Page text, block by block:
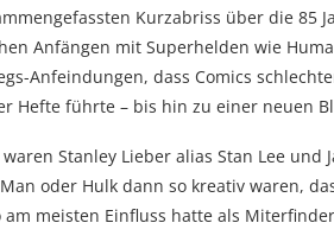
Kurzabriss über die 85
Anfängen mit Superhelden wie
Anfeindungen, dass Comics
Hefte führte – bis hin zu einer neuen
Stanley Lieber alias Stan Lee und
oder Hulk dann so kreativ waren,
meisten Einfluss hatte als